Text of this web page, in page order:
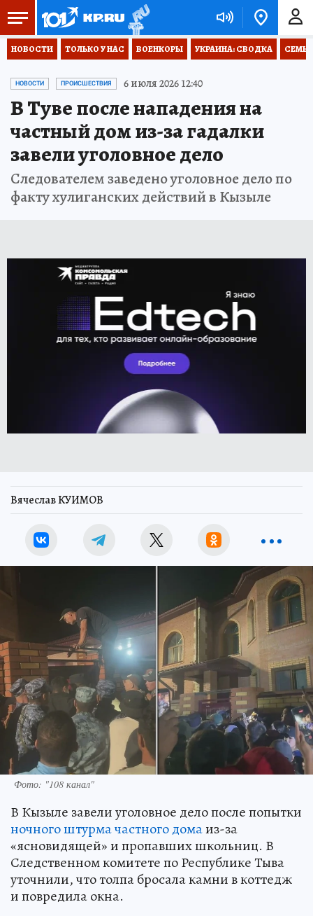
НОВОСТИ ТОЛЬКО У НАС ВОЕНКОРЫ УКРАИНА: СВОДКА
НОВОСТИ ПРОИСШЕСТВИЯ 6 июля 2026 12:40
В Туве после нападения на
частный дом из-за гадалки
завели уголовное дело
Следователем заведено уголовное дело по
факту хулиганских действий в Кызыле
Вячеслав КУИМОВ
Фото: "108 канал"
В Кызыле завели уголовное дело после попытки
ночного штурма частного домаиз-за
«ясновидящей» и пропавших школьниц. В
Следственном комитете по Республике Тыва
уточнили, что толпа бросала камни в коттедж
и повредила окна.